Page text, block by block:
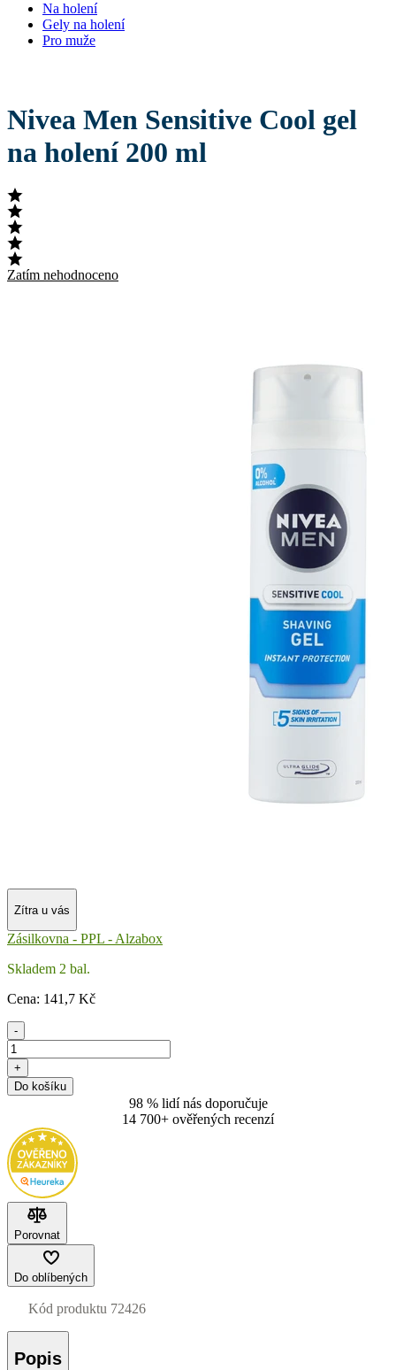
Na holení
Gely na holení
Pro muže
Nivea Men Sensitive Cool gel
na holení 200 ml
Zatím nehodnoceno
Zítra u vás
Zásilkovna - PPL - Alzabox
Skladem 2 bal.
Cena: 141 ,7 Kč
-
+
Do košíku
98 % lidí nás doporučuje
14 700+ ověřených recenzí
Porovnat
Do oblíbených
Kód produktu 72426
Popis